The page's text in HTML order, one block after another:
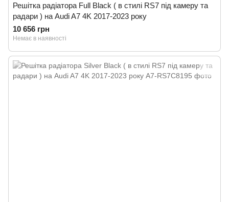
Решітка радіатора Full Black ( в стилі RS7 під камеру та
радари ) на Audi A7 4K 2017-2023 року
10 656 грн
Немає в наявності